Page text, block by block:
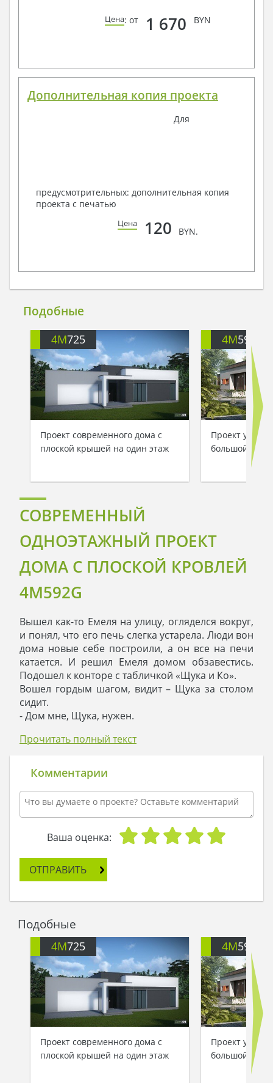
Цена: от 1 670 BYN
Дополнительная копия проекта
Для
предусмотрительных: дополнительная копия
проекта с печатью
Цена 120 BYN.
Подобные
4M725
Проект современного дома с
плоской крышей на один этаж
4M592
Проект
большой
СОВРЕМЕННЫЙ
ОДНОЭТАЖНЫЙ ПРОЕКТ
ДОМА С ПЛОСКОЙ КРОВЛЕЙ
4M592G
Вышел как-то Емеля на улицу, огляделся вокруг,
и понял, что его печь слегка устарела. Люди вон
дома новые себе построили, а он все на печи
катается. И решил Емеля домом обзавестись.
Подошел к конторе с табличкой «Щука и Ко».
Вошел гордым шагом, видит – Щука за столом
сидит.
- Дом мне, Щука, нужен.
щучьему велению, по вашему хотению». Ты,
- Современный! Чтоб стильный вышел и
крепкий. Одного этажа мне достаточно будет.
- А комнат сколько?
- Четыре, думаю, достаточно. А пятая – гостиная.
Да вот только по печи своей тосковать буду…
- А мы тебе камин в гостиной сделаем, чтоб ты
Щука, - а еду будешь готовить на кухне. Там тоже
печь, только поменьше, чем та, на которой ты
- Значит, так все и сделаем! - сказал Емеля и на
договоре о щучьем велении подписался: «дом
по моему хотению!»
- Отличная идея! - обрадовался Емеля и… открыл
глаза.
- Приснится же такое! - сказал он и отправился в
строительную контору, дом новый обсудить…
Прочитать полный текст
Комментарии
Ваша оценка:
ОТПРАВИТЬ
Подобные
4M725
Проект современного дома с
плоской крышей на один этаж
4M592
Проект
большой